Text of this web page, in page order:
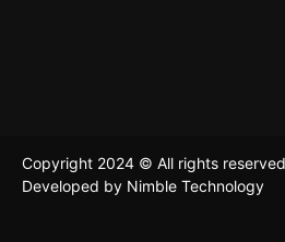
Copyright 2024 © All rights reserved
Developed by Nimble Technology